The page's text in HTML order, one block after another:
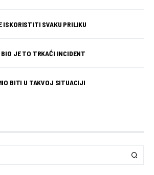
ISKORISTITI SVAKU PRILIKU
JE TO TRKAĆI INCIDENT
BITI U TAKVOJ SITUACIJI